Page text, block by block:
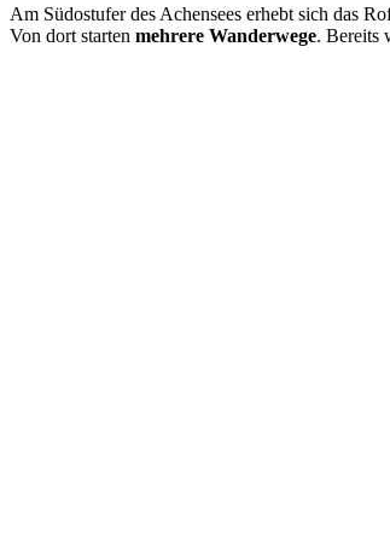
Am Südostufer des Achensees erhebt sich das
Von dort starten mehrere Wanderwege. Bereits